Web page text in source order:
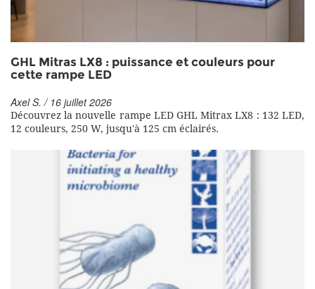
GHL Mitras LX8 : puissance et couleurs pour
cette rampe LED
Axel S. / 16 juillet 2026
Découvrez la nouvelle rampe LED GHL Mitrax LX8 : 132 LED,
12 couleurs, 250 W, jusqu'à 125 cm éclairés.